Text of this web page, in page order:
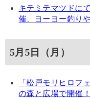
キテミテマツドに
催、ヨーヨー釣り
5月5日（月）
「松戸モリヒロフ
の森と広場で開催